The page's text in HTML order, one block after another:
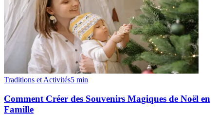
Traditions et Activités5 min
Comment Créer des Souvenirs Magiques de Noël en
Famille